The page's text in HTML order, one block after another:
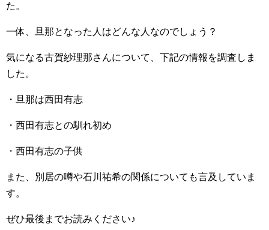
た。
一体、旦那となった人はどんな人なのでしょう？
気になる古賀紗理那さんについて、下記の情報を調査しま
した。
・旦那は西田有志
・西田有志との馴れ初め
・西田有志の子供
また、別居の噂や石川祐希の関係についても言及していま
す。
ぜひ最後までお読みください♪